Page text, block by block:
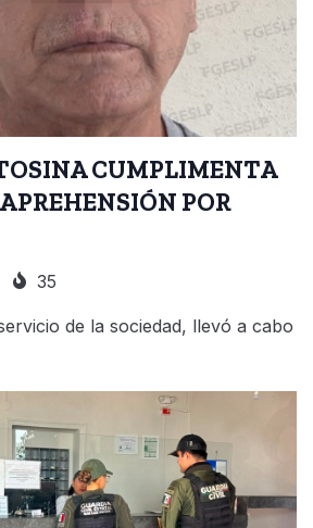
CUMPLIMENTA
POR
35
de la sociedad, llevó a cabo